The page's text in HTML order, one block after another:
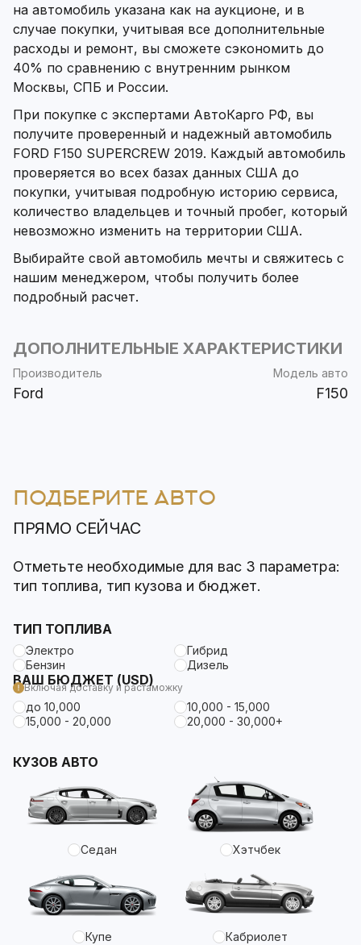
на автомобиль указана как на аукционе, и в
случае покупки, учитывая все дополнительные
расходы и ремонт, вы сможете сэкономить до
40% по сравнению с внутренним рынком
Москвы, СПБ и России.
При покупке с экспертами АвтоКарго РФ, вы
получите проверенный и надежный автомобиль
FORD F150 SUPERCREW 2019. Каждый автомобиль
проверяется во всех базах данных США до
покупки, учитывая подробную историю сервиса,
количество владельцев и точный пробег, который
невозможно изменить на территории США.
Выбирайте свой автомобиль мечты и свяжитесь с
нашим менеджером, чтобы получить более
подробный расчет.
ДОПОЛНИТЕЛЬНЫЕ ХАРАКТЕРИСТИКИ
Производитель
Ford
Модель авто
F150
ПОДБЕРИТЕ АВТО
ПРЯМО СЕЙЧАС
Отметьте необходимые для вас 3 параметра:
тип топлива, тип кузова и бюджет.
ТИП ТОПЛИВА
Электро
Гибрид
Бензин
Дизель
ВАШ БЮДЖЕТ (USD)
Включая доставку и растаможку
до 10,000
10,000 - 15,000
15,000 - 20,000
20,000 - 30,000+
КУЗОВ АВТО
Седан Хэтчбек
Купе Кабриолет